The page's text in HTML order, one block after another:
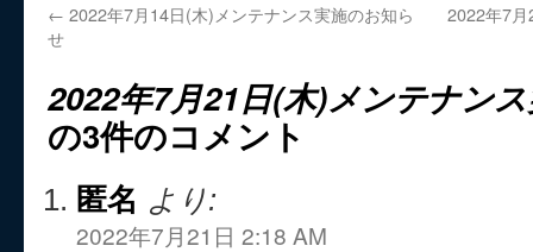
← 2022年7月14日(木)メンテナンス実施のお知ら
せ
2022年7
2022年7月21日(木)メンテナン
の3件のコメント
匿名 より:
2022年7月21日 2:18 AM